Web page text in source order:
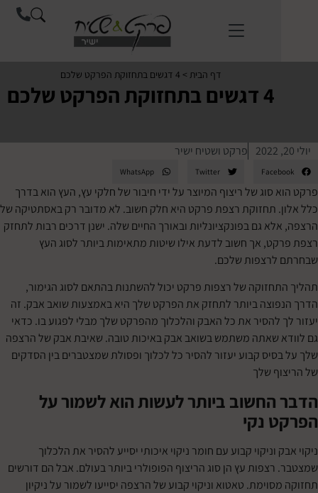
>4 דגשים בתחזוקת הפרקט שלכם
פרקט ושטיח ישיר
Twitter
WhatsApp
סוג של ריצוף המיוצר על ידי חיבור של חלקי עץ, העץ הוא בדרך
תחזוקת רצפת פרקט היא חלק חשוב. לא מדובר רק באסתטיקה של
גם בפונקציונליות ובאורך החיים שלה. ישנן דרכים רבות לתחזק
אך חשוב לדעת אילו שיטות מתאימות ביותר לסוג העץ
שלכם.
של רצפות פרקט יכול להשתנות בהתאם לסוג הגימור,
ביותר לתחזק את הפרקט שלך היא באמצעות שואב אבק. זה
להסיר את כל האבק והלכלוך מהפרקט שלך מבלי לפגוע בו. כדאי
שאתה משתמש בשואב אבק באיכות טובה. שאיבת אבק של הרצפה
קבוע יעזור להסיר כל לכלוך ופסולת שמצטברים בין הסדקים
שלך
ביותר לעשות הוא לשמור על
נקי
וניקוי קבוע עם חומר ניקוי איכותי יסייע להסיר את הלכלוך
עץ הן סוג הריצוף הפופולרי ביותר בעולם. אבל הם דורשים
טאטוא וניקוי קבוע של הרצפה יסייעו לשמור על ניקיון